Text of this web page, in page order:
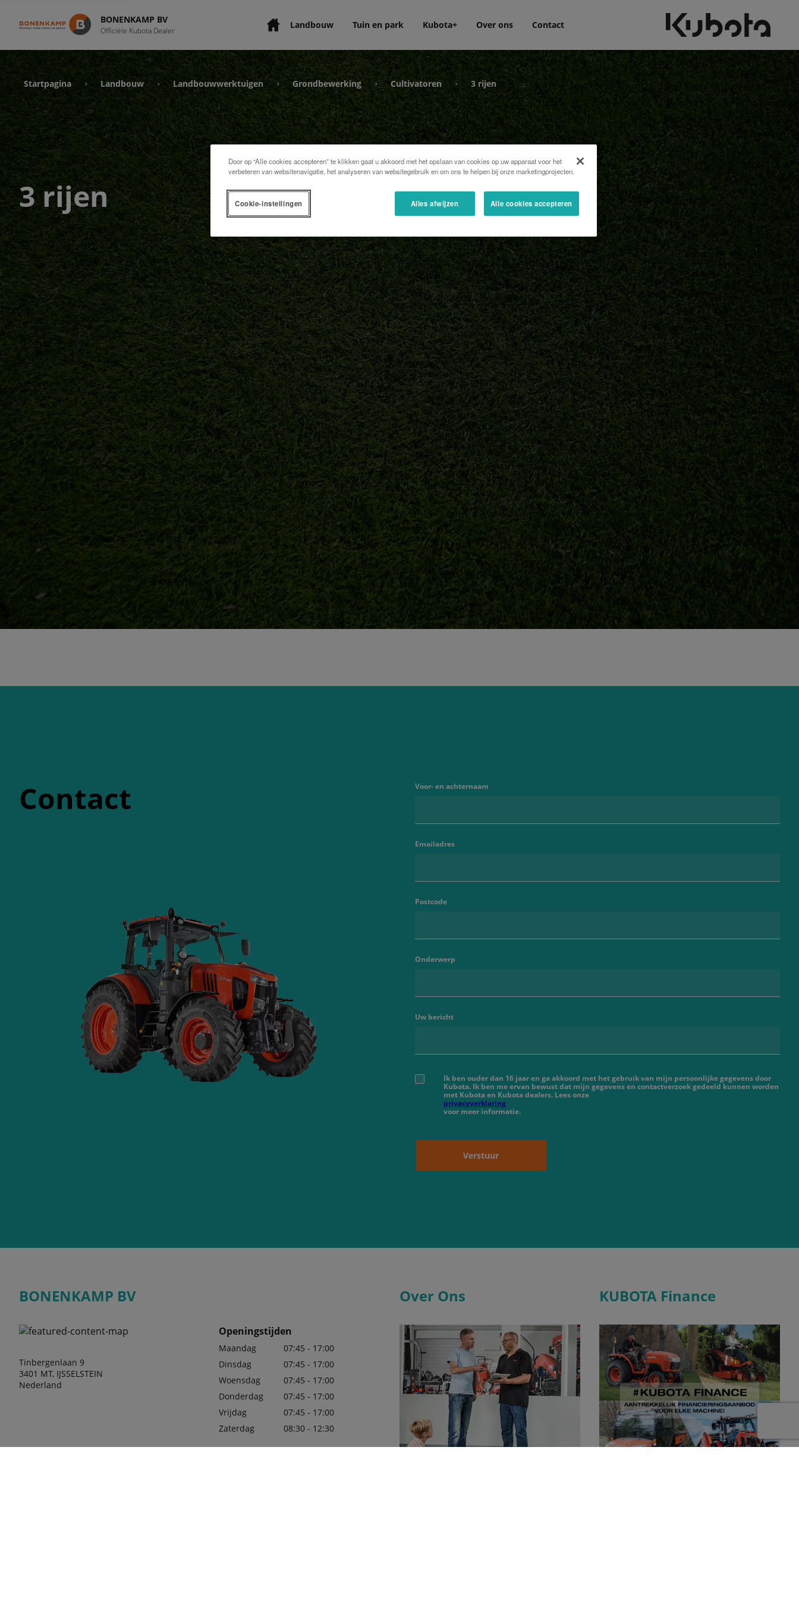
BONENKAMP BV
Officiële Kubota Dealer Landbouw Tuin en park Kubota+ Over ons Contact
Startpagina › Landbouw › Landbouwwerktuigen › Grondbewerking › Cultivatoren › 3 rijen
3 rijen
Contact Voor- en achternaam
Emailadres
Postcode
Onderwerp
Uw bericht
Ik ben ouder dan 16 jaar en ga akkoord met het gebruik van mijn persoonlijke gegevens door
Kubota. Ik ben me ervan bewust dat mijn gegevens en contactverzoek gedeeld kunnen worden
met Kubota en Kubota dealers. Lees onze
privacyverklaring
voor meer informatie.
Verstuur
BONENKAMP BV
Tinbergenlaan 9
3401 MT, IJSSELSTEIN
Nederland
Openingstijden
Maandag
07:45 - 17:00
Dinsdag
07:45 - 17:00
Woensdag
07:45 - 17:00
Donderdag
07:45 - 17:00
Vrijdag
07:45 - 17:00
Zaterdag
08:30 - 12:30
Over Ons KUBOTA Finance
Door op “Alle cookies accepteren” te klikken gaat u akkoord met het opslaan van cookies op uw apparaat voor het
verbeteren van websitenavigatie, het analyseren van websitegebruik en om ons te helpen bij onze marketingprojecten.
Alles afwijzen Alle cookies accepteren
Cookie-instellingen